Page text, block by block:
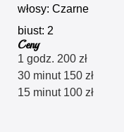
włosy: Czarne
biust: 2
Ceny
1 godz. 200 zł
30 minut 150 zł
15 minut 100 zł